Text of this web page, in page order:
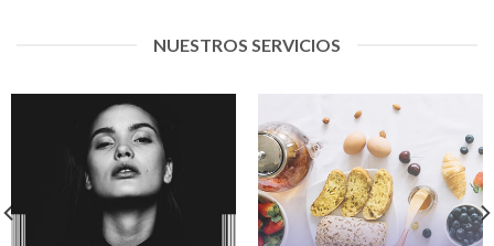
NUESTROS SERVICIOS